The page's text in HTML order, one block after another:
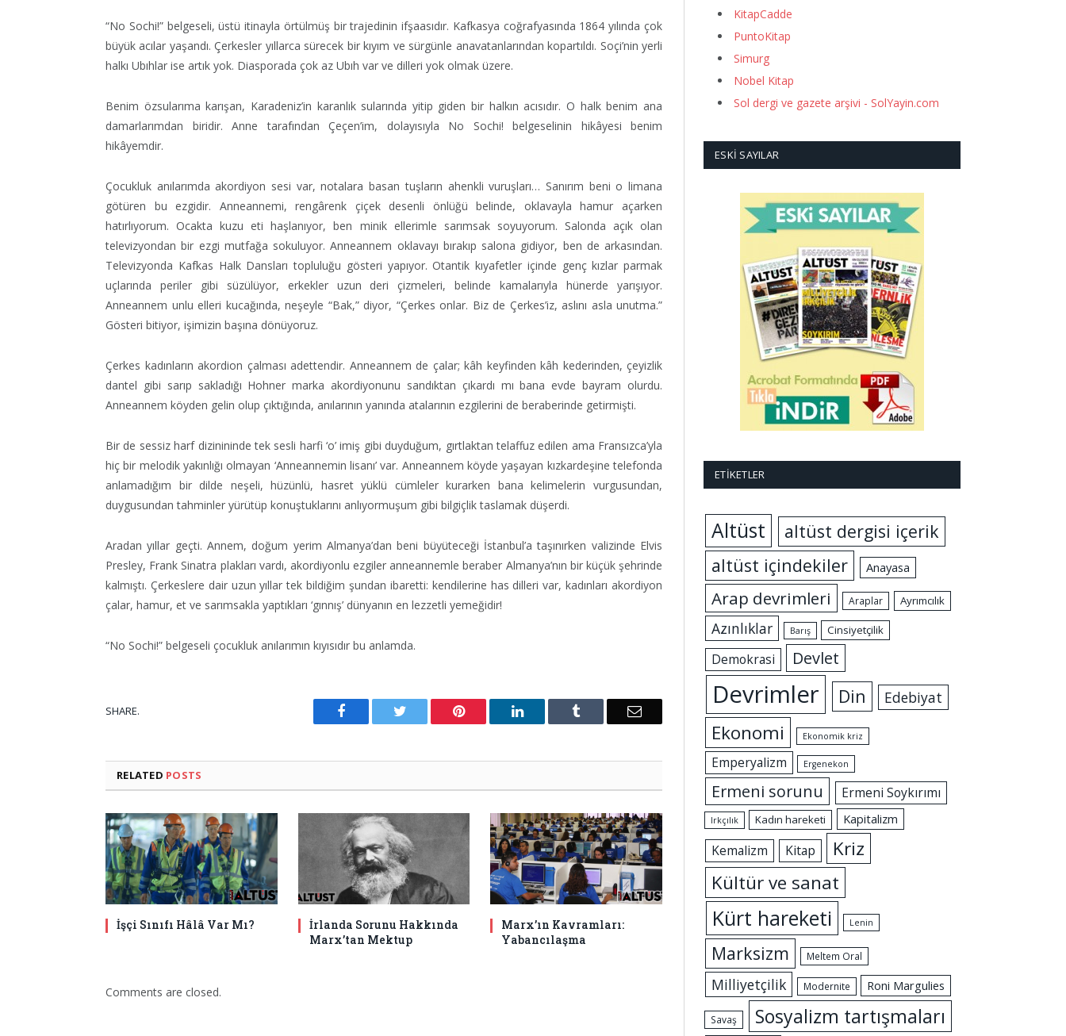
“No Sochi!” belgeseli, üstü itinayla örtülmüş bir trajedinin ifşaasıdır. Kafkasya coğrafyasında 1864 yılında çok
büyük acılar yaşandı. Çerkesler yıllarca sürecek bir kıyım ve sürgünle anavatanlarından kopartıldı. Soçi’nin yerli
halkı Ubıhlar ise artık yok. Diasporada çok az Ubıh var ve dilleri yok olmak üzere.
Benim özsularıma karışan, Karadeniz’in karanlık sularında yitip giden bir halkın acısıdır. O halk benim ana
damarlarımdan biridir. Anne tarafından Çeçen’im, dolayısıyla No Sochi! belgeselinin hikâyesi benim
hikâyemdir.
Çocukluk anılarımda akordiyon sesi var, notalara basan tuşların ahenkli vuruşları… Sanırım beni o limana
götüren bu ezgidir. Anneannemi, rengârenk çiçek desenli önlüğü belinde, oklavayla hamur açarken
hatırlıyorum. Ocakta kuzu eti haşlanıyor, ben minik ellerimle sarımsak soyuyorum. Salonda açık olan
televizyondan bir ezgi mutfağa sokuluyor. Anneannem oklavayı bırakıp salona gidiyor, ben de arkasından.
Televizyonda Kafkas Halk Dansları topluluğu gösteri yapıyor. Otantik kıyafetler içinde genç kızlar parmak
uçlarında periler gibi süzülüyor, erkekler uzun deri çizmeleri, belinde kamalarıyla hünerde yarışıyor.
Anneannem unlu elleri kucağında, neşeyle “Bak,” diyor, “Çerkes onlar. Biz de Çerkes’iz, aslını asla unutma.”
Gösteri bitiyor, işimizin başına dönüyoruz.
Çerkes kadınların akordion çalması adettendir. Anneannem de çalar; kâh keyfinden kâh kederinden, çeyizlik
dantel gibi sarıp sakladığı Hohner marka akordiyonunu sandıktan çıkardı mı bana evde bayram olurdu.
Anneannem köyden gelin olup çıktığında, anılarının yanında atalarının ezgilerini de beraberinde getirmişti.
Bir de sessiz harf dizinininde tek sesli harfi ‘o’ imiş gibi duyduğum, gırtlaktan telaffuz edilen ama Fransızca’yla
hiç bir melodik yakınlığı olmayan ‘Anneannemin lisanı’ var. Anneannem köyde yaşayan kızkardeşine telefonda
anlamadığım bir dilde neşeli, hüzünlü, hasret yüklü cümleler kurarken bana kelimelerin vurgusundan,
duygusundan tahminler yürütüp konuştuklarını anlıyormuşum gibi bilgiçlik taslamak düşerdi.
Aradan yıllar geçti. Annem, doğum yerim Almanya’dan beni büyüteceği İstanbul’a taşınırken valizinde Elvis
Presley, Frank Sinatra plakları vardı, akordiyonlu ezgiler anneannemle beraber Almanya’nın bir küçük şehrinde
kalmıştı. Çerkeslere dair uzun yıllar tek bildiğim şundan ibaretti: kendilerine has dilleri var, kadınları akordiyon
çalar, hamur, et ve sarımsakla yaptıkları ‘gınnış’ dünyanın en lezzetli yemeğidir!
“No Sochi!” belgeseli çocukluk anılarımın kıyısıdır bu anlamda.
SHARE. Facebook Twitter Pinterest LinkedIn Tumblr Email
RELATED POSTS
İşçi Sınıfı Hâlâ Var Mı?
İrlanda Sorunu Hakkında
Marx’tan Mektup
Marx’ın Kavramları:
Yabancılaşma
Comments are closed.
KitapCadde
PuntoKitap
Simurg
Nobel Kitap
Sol dergi ve gazete arşivi - SolYayin.com
ESKI SAYILAR
ETIKETLER
Altüst
altüst dergisi içerik
altüst içindekiler
Anayasa
Arap devrimleri Araplar Ayrımcılık
Azınlıklar Barış Cinsiyetçilik
Demokrasi Devlet
Devrimler Din Edebiyat
Ekonomi Ekonomik kriz
Emperyalizm Ergenekon
Ermeni sorunu Ermeni Soykırımı
Irkçılık Kadın hareketi Kapitalizm
Kemalizm Kitap
Kriz
Kültür ve sanat
Kürt hareketi Lenin
Marksizm Meltem Oral
Milliyetçilik Modernite Roni Margulies
Savaş Sosyalizm tartışmaları